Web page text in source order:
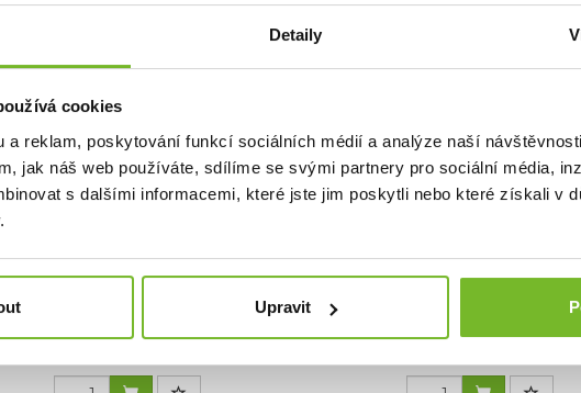
Detaily
cookies
a reklam, poskytování funkcí sociálních médií a analýze naší
jak náš web používáte, sdílíme se svými partnery pro sociální média,
s dalšími informacemi, které jste jim poskytli nebo které získali v
Upravit
Filtr na vodu Lifesaver
Filtr na vodu